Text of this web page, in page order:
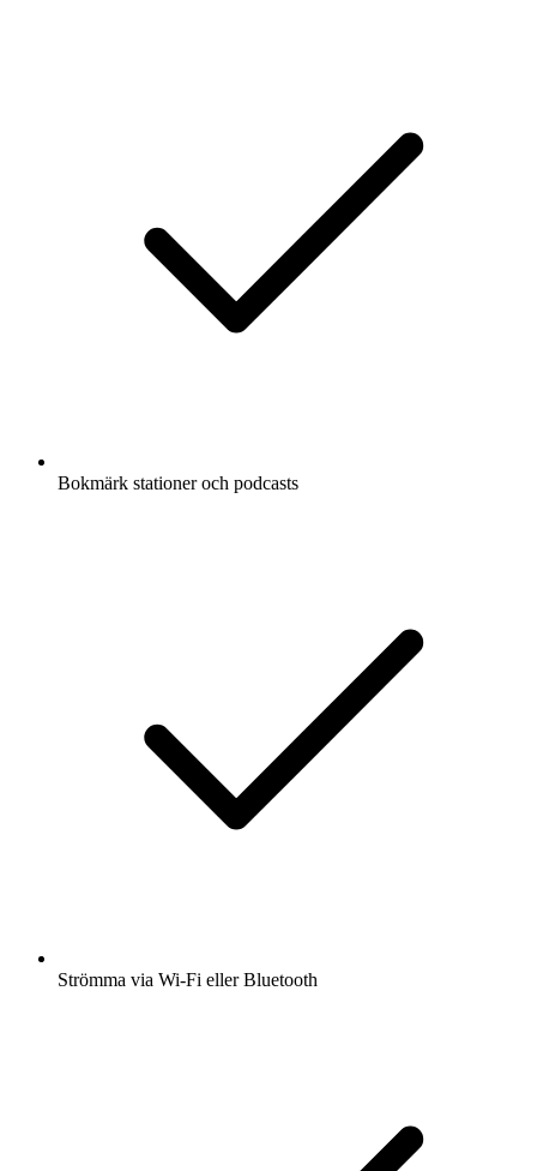
Bokmärk stationer och podcasts
Strömma via Wi-Fi eller Bluetooth